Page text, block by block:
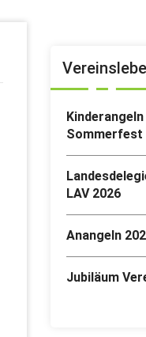
Kinderangeln
Sommerfest
LAV 2026
Anangeln
Jubiläum